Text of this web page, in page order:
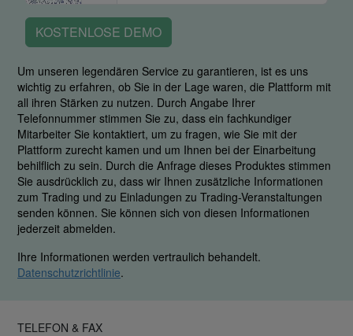
KOSTENLOSE DEMO
Um unseren legendären Service zu garantieren, ist es uns
wichtig zu erfahren, ob Sie in der Lage waren, die Plattform mit
all ihren Stärken zu nutzen. Durch Angabe Ihrer
Telefonnummer stimmen Sie zu, dass ein fachkundiger
Mitarbeiter Sie kontaktiert, um zu fragen, wie Sie mit der
Plattform zurecht kamen und um Ihnen bei der Einarbeitung
behilflich zu sein. Durch die Anfrage dieses Produktes stimmen
Sie ausdrücklich zu, dass wir Ihnen zusätzliche Informationen
zum Trading und zu Einladungen zu Trading-Veranstaltungen
senden können. Sie können sich von diesen Informationen
jederzeit abmelden.
Ihre Informationen werden vertraulich behandelt.
Datenschutzrichtlinie.
TELEFON & FAX